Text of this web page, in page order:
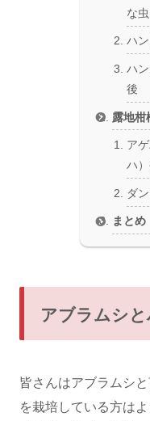
な虫
ハ
ハ
後
露地柑
ア
ハ
ダ
まとめ
アブラムシ
皆さんはアブラムシ
を栽培している方は